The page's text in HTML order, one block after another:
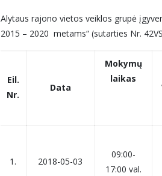
Alytaus rajono vietos veiklos grupė
2015 – 2020 metams“ (sutarties Nr.
Eil.
Nr.
Data
Mokymų
laikas
1. 2018-05-03
09:00-
17:00 val.